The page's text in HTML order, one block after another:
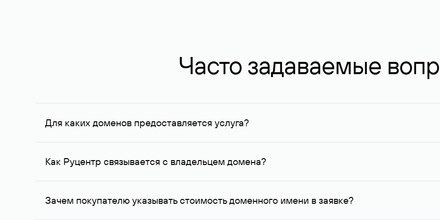
Часто задаваемые
Для каких доменов предоставляется услуга?
Услуга доступна для доменов, зарегистрированных в Руцентре и у других регистраторов. Для доменов,
Как Руцентр связывается с владельцем домена?
Для связи с владельцем домена используются его контактные данные, доступные Руцентру.
Зачем покупателю указывать стоимость доменного имени в заявке?